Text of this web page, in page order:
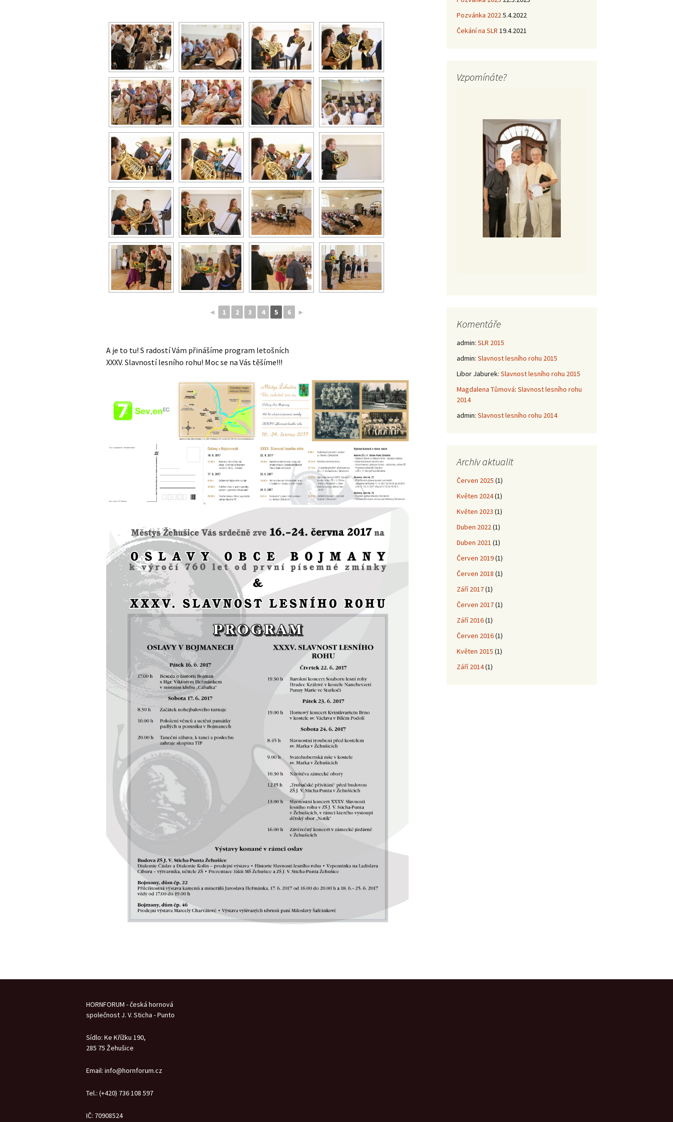
◄ 1 2 3 4 5 6 ►
A je to tu! S radostí Vám přinášíme program letošních
XXXV. Slavností lesního rohu! Moc se na Vás těšíme!!!
Pozvánka 20225.4.2022
Čekání na SLR 19.4.2021
Vzpomínáte?
Komentáře
admin: SLR 2015
admin: Slavnost lesního rohu 2015
Libor Jaburek: Slavnost lesního rohu 2015
Magdalena Tůmová: Slavnost lesního rohu
2014
admin: Slavnost lesního rohu 2014
Archiv aktualit
Červen 2025 (1)
Květen 2024(1)
Květen 2023 (1)
Duben 2022(1)
Duben 2021 (1)
Červen 2019(1)
Červen 2018 (1)
Září 2017(1)
Červen 2017(1)
Září 2016(1)
Červen 2016(1)
Květen 2015 (1)
Září 2014(1)
HORNFORUM - česká hornová
společnost J. V. Sticha - Punto
Sídlo: Ke Křížku 190,
285 75 Žehušice
Email: info@hornforum.cz
Tel.: (+420) 736 108 597
IČ: 70908524